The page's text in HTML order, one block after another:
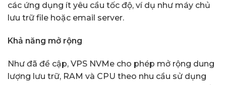
các ứng dụng ít yêu cầu tốc độ, ví dụ như máy chủ
lưu trữ file hoặc email server.
Khả năng mở rộng
Như đã đề cập, VPS NVMe cho phép mở rộng dung
lượng lưu trữ, RAM và CPU theo nhu cầu sử dụng